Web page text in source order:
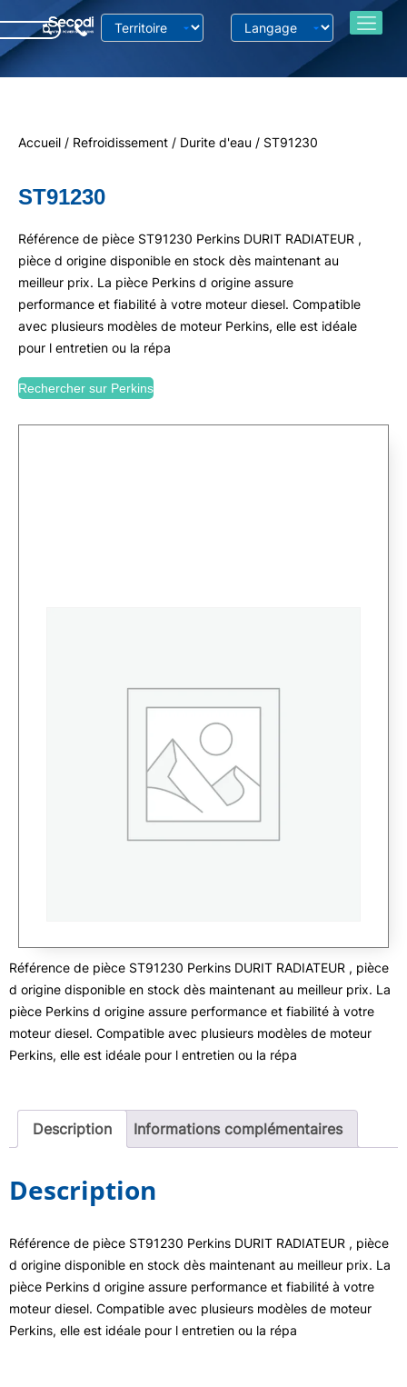
Accueil / Refroidissement / Durite d'eau / ST91230
ST91230
Référence de pièce ST91230 Perkins DURIT RADIATEUR ,
pièce d origine disponible en stock dès maintenant au
meilleur prix. La pièce Perkins d origine assure
performance et fiabilité à votre moteur diesel. Compatible
avec plusieurs modèles de moteur Perkins, elle est idéale
pour l entretien ou la répa
Rechercher sur Perkins
Référence de pièce ST91230 Perkins DURIT RADIATEUR , pièce
d origine disponible en stock dès maintenant au meilleur prix. La
pièce Perkins d origine assure performance et fiabilité à votre
moteur diesel. Compatible avec plusieurs modèles de moteur
Perkins, elle est idéale pour l entretien ou la répa
Description Informations complémentaires
Description
Référence de pièce ST91230 Perkins DURIT RADIATEUR , pièce
d origine disponible en stock dès maintenant au meilleur prix. La
pièce Perkins d origine assure performance et fiabilité à votre
moteur diesel. Compatible avec plusieurs modèles de moteur
Perkins, elle est idéale pour l entretien ou la répa